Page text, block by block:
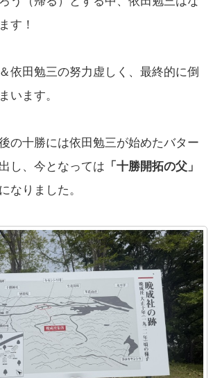
す！
依田勉三の努力虚しく、最終的に倒
います。
の十勝には依田勉三が始めたバター
し、今となっては 「十勝開拓の父」
なりました。